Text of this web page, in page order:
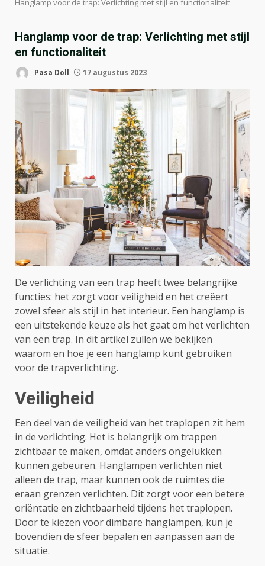
Hanglamp voor de trap: Verlichting met stijl en functionaliteit
Hanglamp voor de trap: Verlichting met stijl
en functionaliteit
Pasa Doll 17 augustus 2023
De verlichting van een trap heeft twee belangrijke
functies: het zorgt voor veiligheid en het creëert
zowel sfeer als stijl in het interieur. Een hanglamp is
een uitstekende keuze als het gaat om het verlichten
van een trap. In dit artikel zullen we bekijken
waarom en hoe je een hanglamp kunt gebruiken
voor de trapverlichting.
Veiligheid
Een deel van de veiligheid van het traplopen zit hem
in de verlichting. Het is belangrijk om trappen
zichtbaar te maken, omdat anders ongelukken
kunnen gebeuren. Hanglampen verlichten niet
alleen de trap, maar kunnen ook de ruimtes die
eraan grenzen verlichten. Dit zorgt voor een betere
oriëntatie en zichtbaarheid tijdens het traplopen.
Door te kiezen voor dimbare hanglampen, kun je
bovendien de sfeer bepalen en aanpassen aan de
situatie.